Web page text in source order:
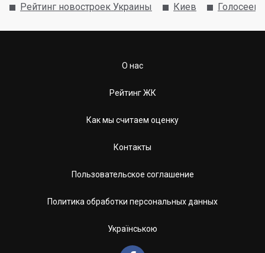
Рейтинг новостроек Украины Киев
О нас
Рейтинг ЖК
Как мы считаем оценку
Контакты
Пользовательское соглашение
Политика обработки персональных данных
Українською